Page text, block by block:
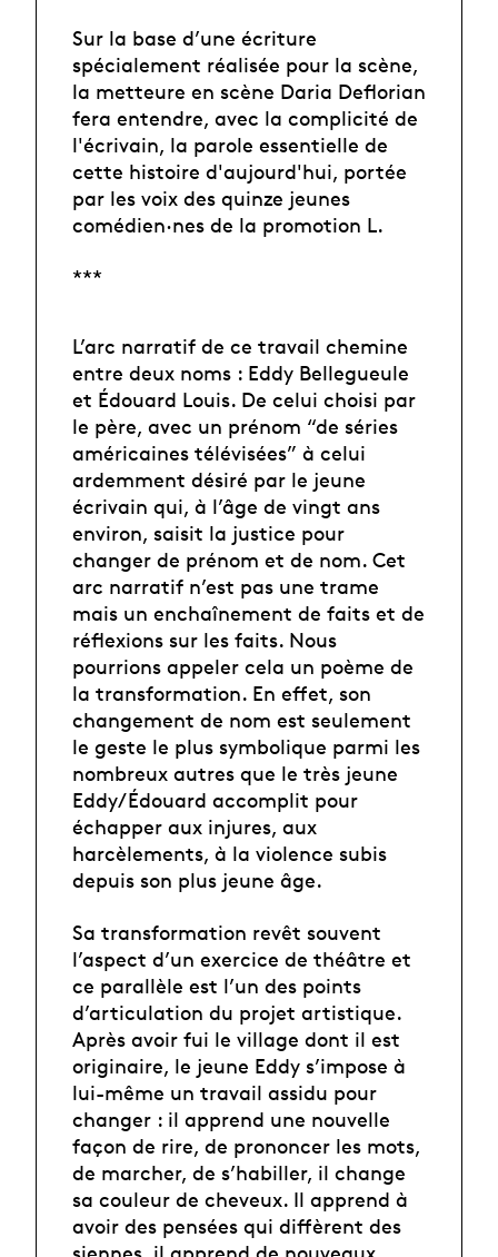
Sur la base d’une écriture
spécialement réalisée pour la scène,
la metteure en scène Daria Deflorian
fera entendre, avec la complicité de
l'écrivain, la parole essentielle de
cette histoire d'aujourd'hui, portée
par les voix des quinze jeunes
comédien·nes de la promotion L.
***
L’arc narratif de ce travail chemine
entre deux noms : Eddy Bellegueule
et Édouard Louis. De celui choisi par
le père, avec un prénom “de séries
américaines télévisées” à celui
ardemment désiré par le jeune
écrivain qui, à l’âge de vingt ans
environ, saisit la justice pour
changer de prénom et de nom. Cet
arc narratif n’est pas une trame
mais un enchaînement de faits et de
réflexions sur les faits. Nous
pourrions appeler cela un poème de
la transformation. En effet, son
changement de nom est seulement
le geste le plus symbolique parmi les
nombreux autres que le très jeune
Eddy/Édouard accomplit pour
échapper aux injures, aux
harcèlements, à la violence subis
depuis son plus jeune âge.
Sa transformation revêt souvent
l’aspect d’un exercice de théâtre et
ce parallèle est l’un des points
d’articulation du projet artistique.
Après avoir fui le village dont il est
originaire, le jeune Eddy s’impose à
lui-même un travail assidu pour
changer : il apprend une nouvelle
façon de rire, de prononcer les mots,
de marcher, de s’habiller, il change
sa couleur de cheveux. Il apprend à
avoir des pensées qui diffèrent des